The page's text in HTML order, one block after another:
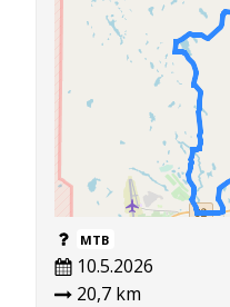
MTB
10.5.2026
20,7 km